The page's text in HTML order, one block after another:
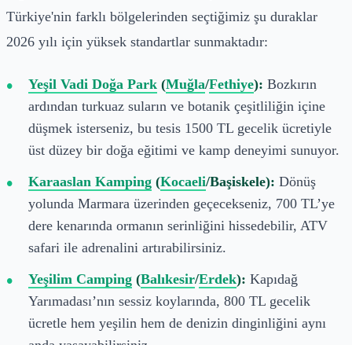
Türkiye'nin farklı bölgelerinden seçtiğimiz şu duraklar
2026 yılı için yüksek standartlar sunmaktadır:
Yeşil Vadi Doğa Park (Muğla/Fethiye): Bozkırın
ardından turkuaz suların ve botanik çeşitliliğin içine
düşmek isterseniz, bu tesis 1500 TL gecelik ücretiyle
üst düzey bir doğa eğitimi ve kamp deneyimi sunuyor.
Karaaslan Kamping (Kocaeli/Başiskele): Dönüş
yolunda Marmara üzerinden geçecekseniz, 700 TL’ye
dere kenarında ormanın serinliğini hissedebilir, ATV
safari ile adrenalini artırabilirsiniz.
Yeşilim Camping (Balıkesir/Erdek): Kapıdağ
Yarımadası’nın sessiz koylarında, 800 TL gecelik
ücretle hem yeşilin hem de denizin dinginliğini aynı